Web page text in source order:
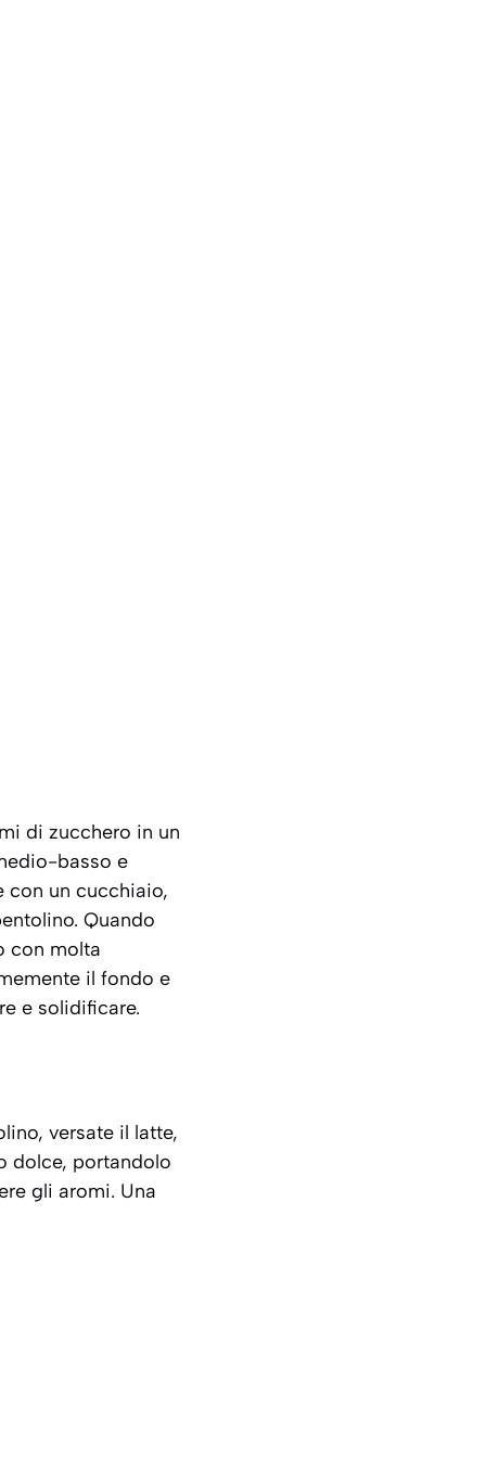
di zucchero in un
basso e
con un cucchiaio,
Quando
con molta
il fondo e
e solidificare.
versate il latte,
dolce, portandolo
gli aromi. Una